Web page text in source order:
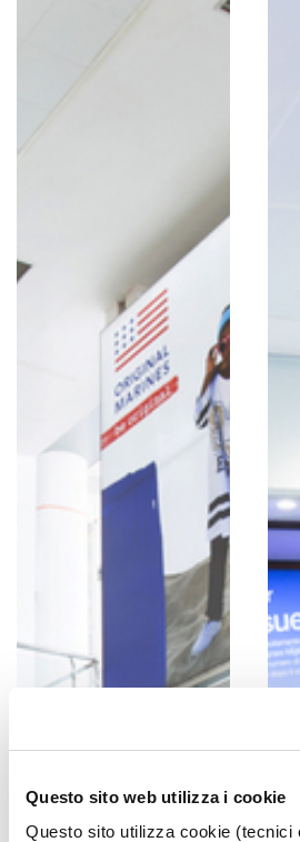
Questo sito web utilizza i cookie
Questo sito utilizza cookie (tecnici